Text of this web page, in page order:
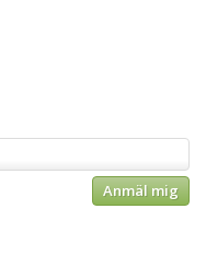
Anmäl mig